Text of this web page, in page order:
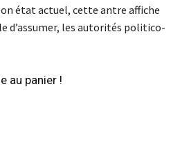
état actuel, cette antre affiche
d’assumer, les autorités politico-
au panier !